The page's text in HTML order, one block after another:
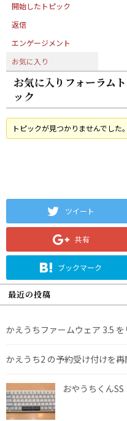
開始したトピック
返信
エンゲージメント
お気に入り
お気に入りフォーラム
ック
トピックが見つかりませんでした。
ツイート
共有
ブックマーク
最近の投稿
かえうちファームウェア 3.5
かえうち2 の予約受け付けを
おやうちくん